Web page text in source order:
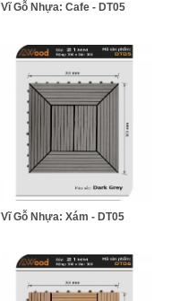
Vĩ Gỗ Nhựa: Cafe - DT05
Vĩ Gỗ Nhựa: Xám - DT05